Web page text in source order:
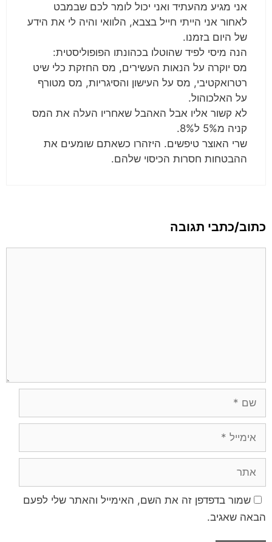
אני מגיע מהעתיד ואני יכול לומר לכם שבמבט
לאחור אני הייתי חייל בצבא, הלוואי והיה לי את הידע
של היום בזמנו.
הנה מיסי לפיד שהוטלו בכהונתו הפופוליסטית:
מס יוקרה על הנאות העשירים, מס החזקת כלי שיט
רטרואקטיבי, מס על העישון והסיגריות, מס מטורף
על האלכוהול.
לא קשור אליו אבל האהבל שאחריו העלה את המס
קניה מ5% ל8%.
שרי האוצר טיפשים. היזהרו כשאתם שומעים את
ההבטחות חסרות הכיסוי שלהם.
כתוב/כתבי תגובה
שמור בדפדפן זה את השם, האימייל והאתר שלי לפעם
הבאה שאגיב.